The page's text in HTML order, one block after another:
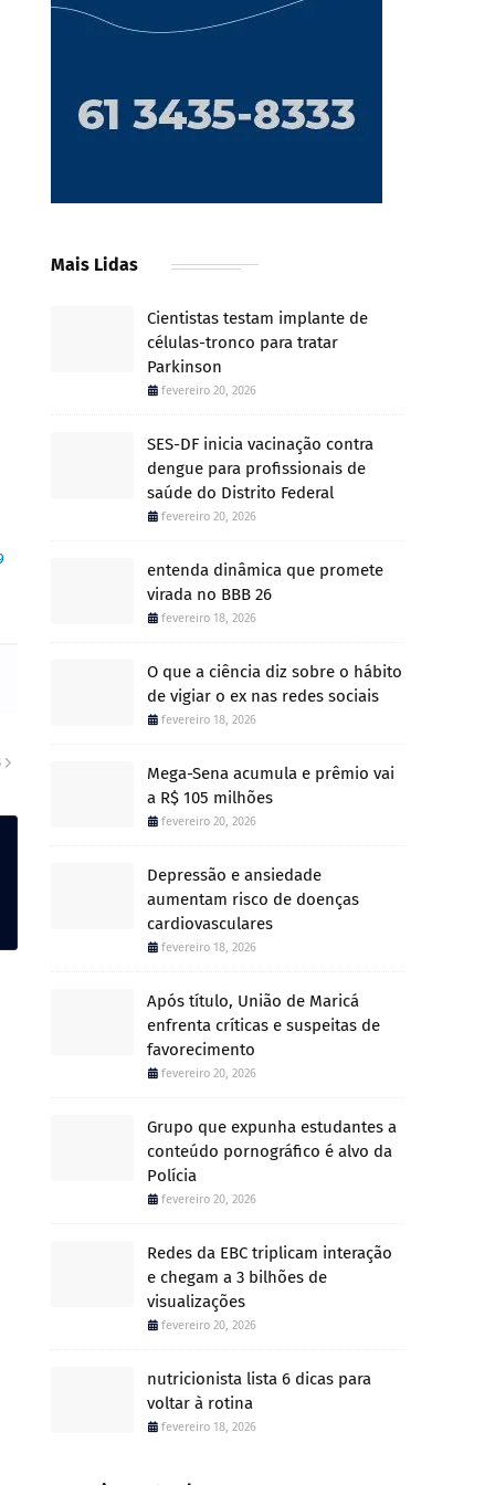
Mais Lidas
Cientistas testam implante de
células-tronco para tratar
Parkinson
fevereiro 20, 2026
SES-DF inicia vacinação contra
dengue para profissionais de
saúde do Distrito Federal
fevereiro 20, 2026
entenda dinâmica que promete
virada no BBB 26
fevereiro 18, 2026
O que a ciência diz sobre o hábito
de vigiar o ex nas redes sociais
fevereiro 18, 2026
Mega-Sena acumula e prêmio vai
a R$ 105 milhões
fevereiro 20, 2026
Depressão e ansiedade
aumentam risco de doenças
cardiovasculares
fevereiro 18, 2026
Após título, União de Maricá
enfrenta críticas e suspeitas de
favorecimento
fevereiro 20, 2026
Grupo que expunha estudantes a
conteúdo pornográfico é alvo da
Polícia
fevereiro 20, 2026
Redes da EBC triplicam interação
e chegam a 3 bilhões de
visualizações
fevereiro 20, 2026
nutricionista lista 6 dicas para
voltar à rotina
fevereiro 18, 2026